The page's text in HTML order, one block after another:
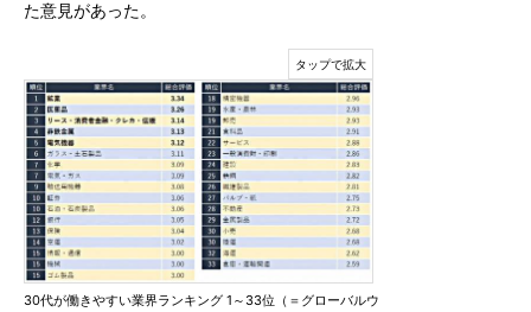
た意見があった。
30代が働きやすい業界ランキング 1～33位（＝グローバルウ